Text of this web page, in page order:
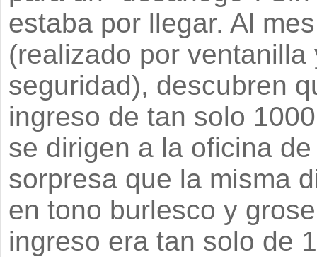
estaba por llegar. Al
(realizado por
seguridad), descubren
ingreso de tan solo
se dirigen a la oficina
sorpresa que la misma
en tono burlesco y
ingreso era tan solo de